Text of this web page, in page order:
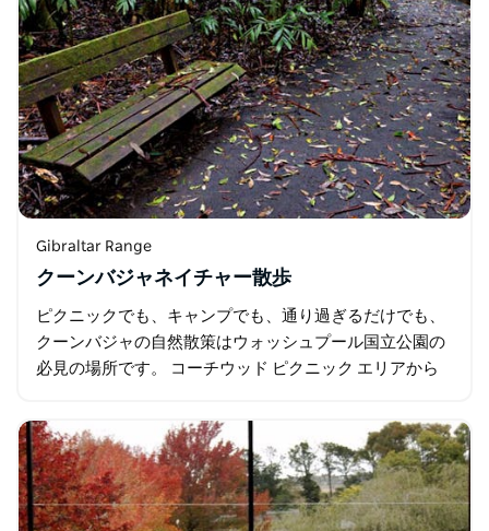
Gibraltar Range
クーンバジャネイチャー散歩
ピクニックでも、キャンプでも、通り過ぎるだけでも、
クーンバジャの自然散策はウォッシュプール国立公園の
必見の場所です。 コーチウッド ピクニック エリアから
遺産に登録されている熱帯雨林を通り…